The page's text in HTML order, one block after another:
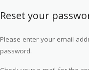
Reset your
Please enter your email
password.